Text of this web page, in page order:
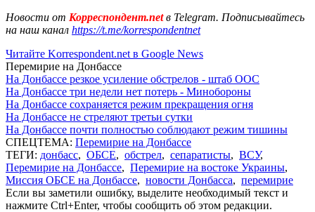
Новости от Корреспондент.netв Telegram. Подписывайтесь
на наш канал https://t.me/korrespondentnet
Читайте Korrespondent.net в Google News
Перемирие на Донбассе
На Донбассе резкое усиление обстрелов - штаб ООС
На Донбассе три недели нет потерь - Минобороны
На Донбассе сохраняется режим прекращения огня
На Донбассе не стреляют третьи сутки
На Донбассе почти полностью соблюдают режим тишины
СПЕЦТЕМА: Перемирие на Донбассе
ТЕГИ: донбасс, ОБСЕ, обстрел, сепаратисты, ВСУ,
Перемирие на Донбассе, Перемирие на востоке Украины,
Миссия ОБСЕ на Донбассе, новости Донбасса, перемирие
Если вы заметили ошибку, выделите необходимый текст и
нажмите Ctrl+Enter, чтобы сообщить об этом редакции.